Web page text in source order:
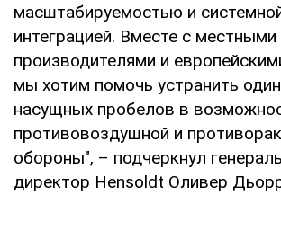
масштабируемостью и
интеграцией. Вместе с местными
производителями и
мы хотим помочь устранить
насущных пробелов в
противовоздушной и
обороны", – подчеркнул
директор Hensoldt Оливер